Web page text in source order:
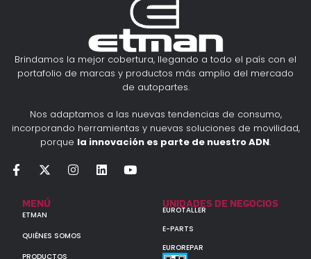
Brindamos la mejor cobertura, llegando a todo el país con el
portafolio de marcas y productos más amplio del mercado
de autopartes.
Nos adaptamos a las nuevas tendencias de consumo,
incorporando herramientas y nuevas soluciones de movilidad,
porque la innovación es parte de nuestro ADN.
MENÚ
ETMAN
QUIÉNES SOMOS
PRODUCTOS
UNIDADES DE NEGOCIOS
EUROTALLER
E-PARTS
EUROREPAR